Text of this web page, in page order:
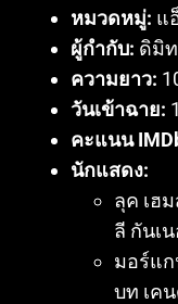
หมวดหมู่: แ
ผู้กำกับ: ดิมิท
ความยาว:
วันเข้าฉาย:
คะแนน
นักแสดง:
ลุค เฮ
ลี กันเ
มอร์แก
บท เค